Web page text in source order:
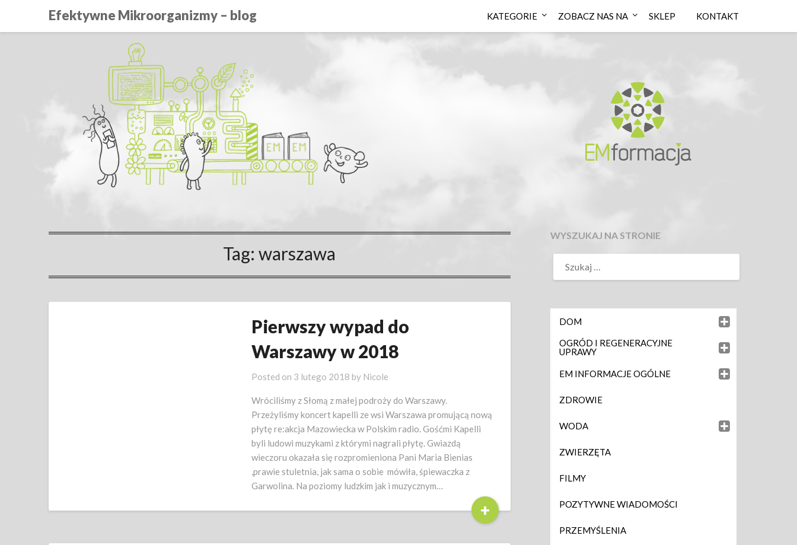
Efektywne Mikroorganizmy – blog KATEGORIE ZOBACZ NAS NA SKLEP KONTAKT
Tag:warszawa
Pierwszy wypad do
Warszawy w 2018
Posted on 3 lutego 2018 by Nicole
Wróciliśmy z Słomą z małej podroży do Warszawy.
Przeżyliśmy koncert kapelli ze wsi Warszawa promującą nową
płytę re:akcja Mazowiecka w Polskim radio. Gośćmi Kapelli
byli ludowi muzykami z którymi nagrali płytę. Gwiazdą
wieczoru okazała się rozpromieniona Pani Maria Bienias
,prawie stuletnia, jak sama o sobie mówiła, śpiewaczka z
Garwolina. Na poziomy ludzkim jak i muzycznym…
+
WYSZUKAJ NA STRONIE
DOM
OGRÓD I REGENERACYJNE
UPRAWY
EM INFORMACJE OGÓLNE
ZDROWIE
WODA
ZWIERZĘTA
FILMY
POZYTYWNE WIADOMOŚCI
PRZEMYŚLENIA